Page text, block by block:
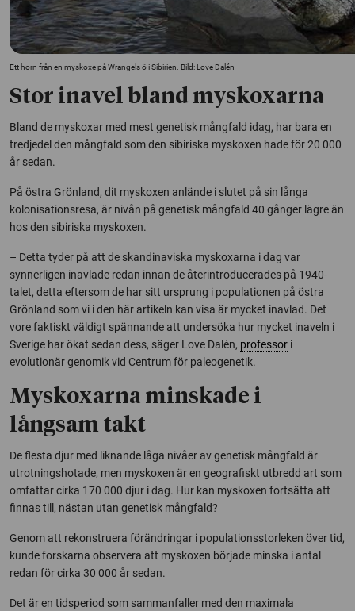
Ett horn från en myskoxe på Wrangels ö i Sibirien. Bild: Love Dalén
Stor inavel bland myskoxarna
Bland de myskoxar med mest genetisk mångfald idag, har bara en
tredjedel den mångfald som den sibiriska myskoxen hade för 20 000
år sedan.
På östra Grönland, dit myskoxen anlände i slutet på sin långa
kolonisationsresa, är nivån på genetisk mångfald 40 gånger lägre än
hos den sibiriska myskoxen.
– Detta tyder på att de skandinaviska myskoxarna i dag var
synnerligen inavlade redan innan de återintroducerades på 1940-
talet, detta eftersom de har sitt ursprung i populationen på östra
Grönland som vi i den här artikeln kan visa är mycket inavlad. Det
vore faktiskt väldigt spännande att undersöka hur mycket inaveln i
Sverige har ökat sedan dess, säger Love Dalén, professor i
evolutionär genomik vid Centrum för paleogenetik.
Myskoxarna minskade i
långsam takt
De flesta djur med liknande låga nivåer av genetisk mångfald är
utrotningshotade, men myskoxen är en geografiskt utbredd art som
omfattar cirka 170 000 djur i dag. Hur kan myskoxen fortsätta att
finnas till, nästan utan genetisk mångfald?
Genom att rekonstruera förändringar i populationsstorleken över tid,
kunde forskarna observera att myskoxen började minska i antal
redan för cirka 30 000 år sedan.
Det är en tidsperiod som sammanfaller med den maximala